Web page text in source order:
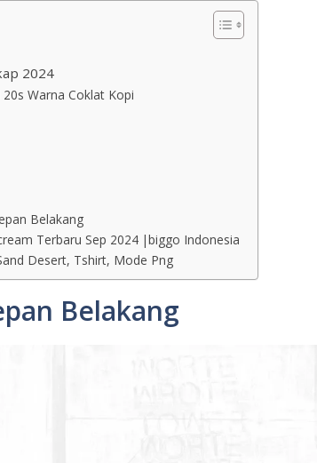
2024
Warna Coklat Kopi
Belakang
Terbaru Sep 2024 |biggo Indonesia
Desert, Tshirt, Mode Png
Belakang